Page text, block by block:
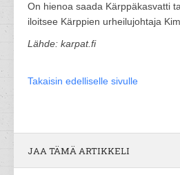
On hienoa saada Kärppäkasvatti
iloitsee Kärppien urheilujohtaja
Lähde: karpat.fi
Takaisin edelliselle sivulle
JAA TÄMÄ ARTIKKELI